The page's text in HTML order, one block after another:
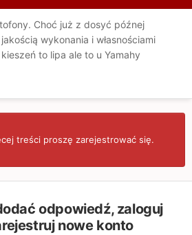
Choć już z dosyć późnej
wykonania i własnościami
to lipa ale to u Yamahy
treści proszę zarejestrować się.
odpowiedź, zaloguj
nowe konto